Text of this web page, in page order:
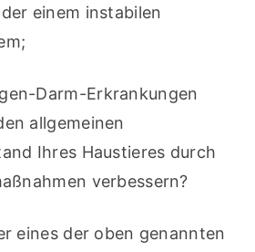
einem instabilen
Darm-Erkrankungen
allgemeinen
Ihres Haustieres durch
verbessern?
eines der oben genannten